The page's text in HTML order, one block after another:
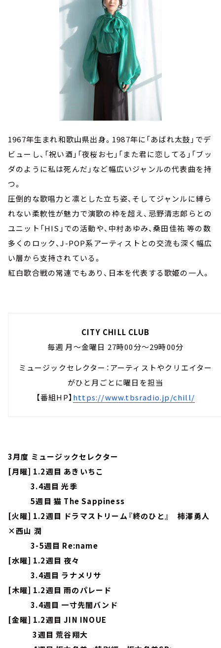
1967年生まれ和歌山県出身。1987年に「あばれ太鼓」でデ
ビューし、「祝い酒」「夜桜お七」「また君に恋してる」「ブッ
ダのように私は死んだ」など幅広いジャンルの代表曲を持
つ。
圧倒的な歌唱力と凛とした立ち姿、そしてジャンルに縛ら
れない柔軟性が魅力で演歌の枠を超え、忌野清志郎らとの
ユニット「HIS」での活動や、中村あゆみ、桑田佳祐 等の数
多くのロック、J-POP系アーティストとの交流も深く幅広
い層から支持されている。
紅白歌合戦の常連でもあり、日本を代表する歌姫の一人。
CITY CHILL CLUB
毎週 月～金曜日 27時00分～29時00分
ミュージックセレクター：アーティストやクリエイター
がひと月ごとに曜日を担当
【番組HP】 https://www.tbsradio.jp/chill/
3月度 ミュージックセレクター
[月曜] 1.2週目 あきいちこ
3.4週目 光季
5週目 猫 The Sappiness
[火曜] 1.2週目 ドラマストリーム『終のひと』 柿澤勇人
×西山 潤
3-5週目 Re:name
[水曜] 1.2週目 夜々
3.4週目 ラナメリサ
[木曜] 1.2週目 雨のパレード
3.4週目 一寸先闇バンド
[金曜] 1.2週目 JIN INOUE
3週目 荒谷翔大